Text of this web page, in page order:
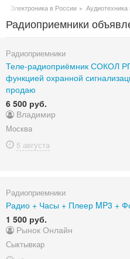
Электроника в России ▸
Радиоприемники
Радиоприемники
Теле-радиоприёмник СОКОЛ
функцией охранной
продаю
6 500 руб.
Владимир
Москва
5 августа
Радиоприемники
Радио + Часы + Плеер MP3 +
1 500 руб.
Рынок Онлайн
Сыктывкар